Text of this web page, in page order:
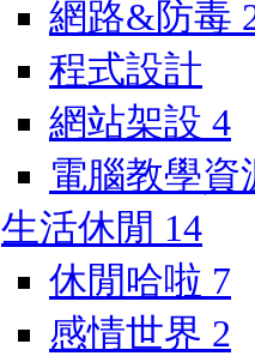
網路&防毒
程式設計
網站架設 4
電腦教學資
生活休閒 14
休閒哈啦 7
感情世界 2